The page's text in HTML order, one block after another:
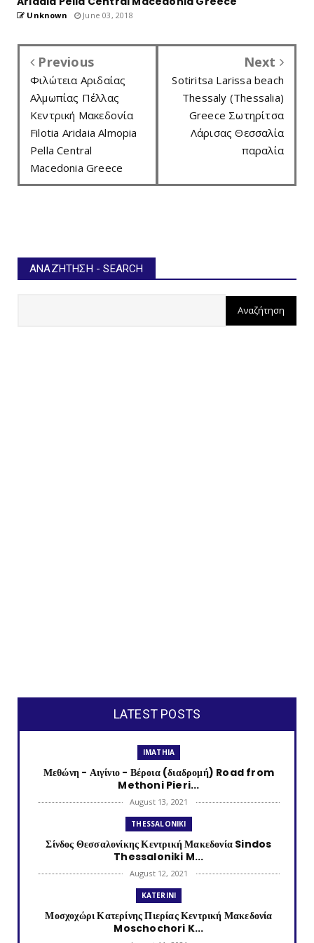
Unknown June 03, 2018
Previous
Φιλώτεια Αριδαίας
Αλμωπίας Πέλλας
Κεντρική Μακεδονία
Filotia Aridaia Almopia
Pella Central
Macedonia Greece
Next
Sotiritsa Larissa beach
Thessaly (Thessalia)
Greece Σωτηρίτσα
Λάρισας Θεσσαλία
παραλία
ΑΝΑΖΉΤΗΣΗ - SEARCH
LATEST POSTS
IMATHIA
Μεθώνη - Αιγίνιο - Βέροια (διαδρομή) Road from
Methoni Pieri...
August 13, 2021
THESSALONIKI
Σίνδος Θεσσαλονίκης Κεντρική Μακεδονία Sindos
Thessaloniki M...
August 12, 2021
KATERINI
Μοσχοχώρι Κατερίνης Πιερίας Κεντρική Μακεδονία
Moschochori K...